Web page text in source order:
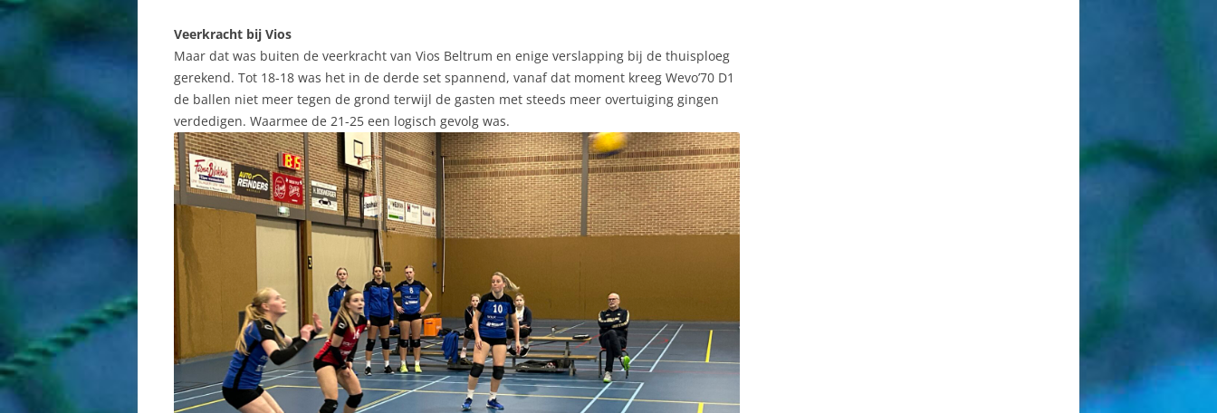
Veerkracht bij Vios
Maar dat was buiten de veerkracht van Vios Beltrum en enige verslapping bij de thuisploeg
gerekend. Tot 18-18 was het in de derde set spannend, vanaf dat moment kreeg Wevo’70 D1
de ballen niet meer tegen de grond terwijl de gasten met steeds meer overtuiging gingen
verdedigen. Waarmee de 21-25 een logisch gevolg was.